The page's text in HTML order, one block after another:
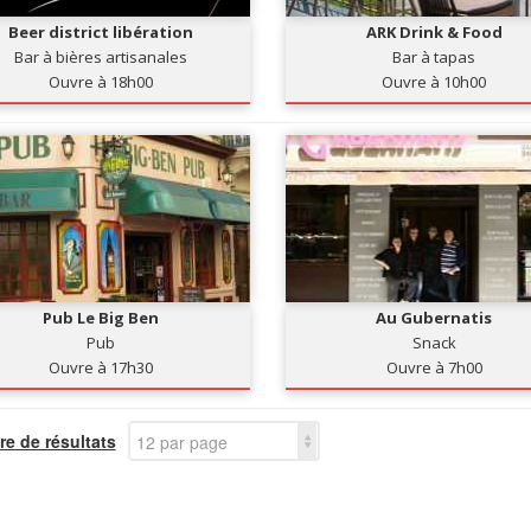
Beer district libération
Bar à bières artisanales
Ouvre à 18h00
ARK Drink & Food
Bar à tapas
Ouvre à 10h00
Pub Le Big Ben
Pub
Ouvre à 17h30
Au Gubernatis
Snack
Ouvre à 7h00
de résultats 12 par page